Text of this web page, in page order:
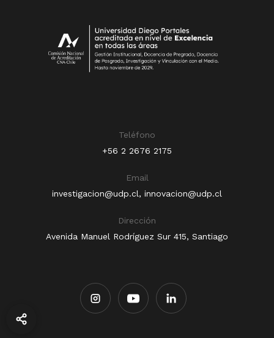
Teléfono
+56 2 2676 2175
Email
investigacion@udp.cl, innovacion@udp.cl
Dirección
Avenida Manuel Rodríguez Sur 415, Santiago